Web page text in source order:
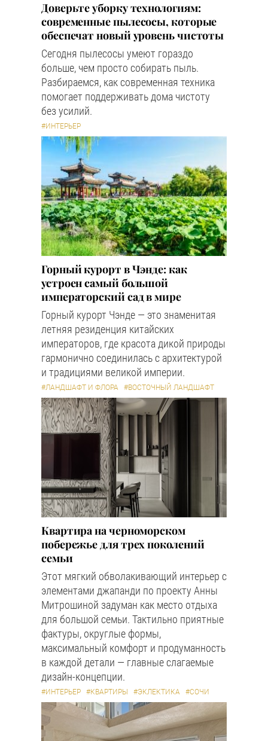
Доверьте уборку технологиям:
современные пылесосы, которые
обеспечат новый уровень чистоты
Сегодня пылесосы умеют гораздо
больше, чем просто собирать пыль.
Разбираемся, как современная техника
помогает поддерживать дома чистоту
без усилий.
#ИНТЕРЬЕР
Горный курорт в Чэнде: как
устроен самый большой
императорский сад в мире
Горный курорт Чэнде — это знаменитая
летняя резиденция китайских
императоров, где красота дикой природы
гармонично соединилась с архитектурой
и традициями великой империи.
#ЛАНДШАФТ И ФЛОРА #ВОСТОЧНЫЙ ЛАНДШАФТ
Квартира на черноморском
побережье для трех поколений
семьи
Этот мягкий обволакивающий интерьер с
элементами джапанди по проекту Анны
Митрошиной задуман как место отдыха
для большой семьи. Тактильно приятные
фактуры, округлые формы,
максимальный комфорт и продуманность
в каждой детали — главные слагаемые
дизайн-концепции.
#ИНТЕРЬЕР #КВАРТИРЫ #ЭКЛЕКТИКА #СОЧИ